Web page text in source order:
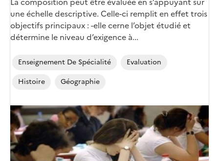
une échelle descriptive. Celle-ci remplit en effet trois
objectifs principaux : -elle cerne l’objet étudié et
détermine le niveau d’exigence à...
Enseignement De Spécialité
Evaluation
Histoire
Géographie
Image
de
couverture
(conseillée)